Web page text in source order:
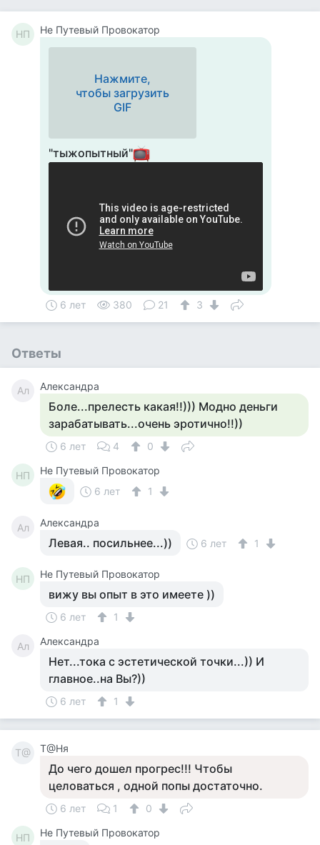
НП Не Путевый Провокатор
Нажмите,
чтобы загрузить
GIF
"тыжопытный"
6 лет 380 21 3
Ответы
Ал Александра
Боле...прелесть какая!!))) Модно деньги
зарабатывать...очень эротично!!))
6 лет 4 0
НП
Не Путевый Провокатор
6 лет
1
Ал Александра
Левая.. посильнее...)) 6 лет 1
НП Не Путевый Провокатор
вижу вы опыт в это имеете ))
6 лет 1
Ал Александра
Нет...тока с эстетической точки...)) И
главное..на Вы?))
6 лет 1
Т@ Т@Ня
До чего дошел прогрес!!! Чтобы
целоваться , одной попы достаточно.
6 лет 1 0
НП Не Путевый Провокатор